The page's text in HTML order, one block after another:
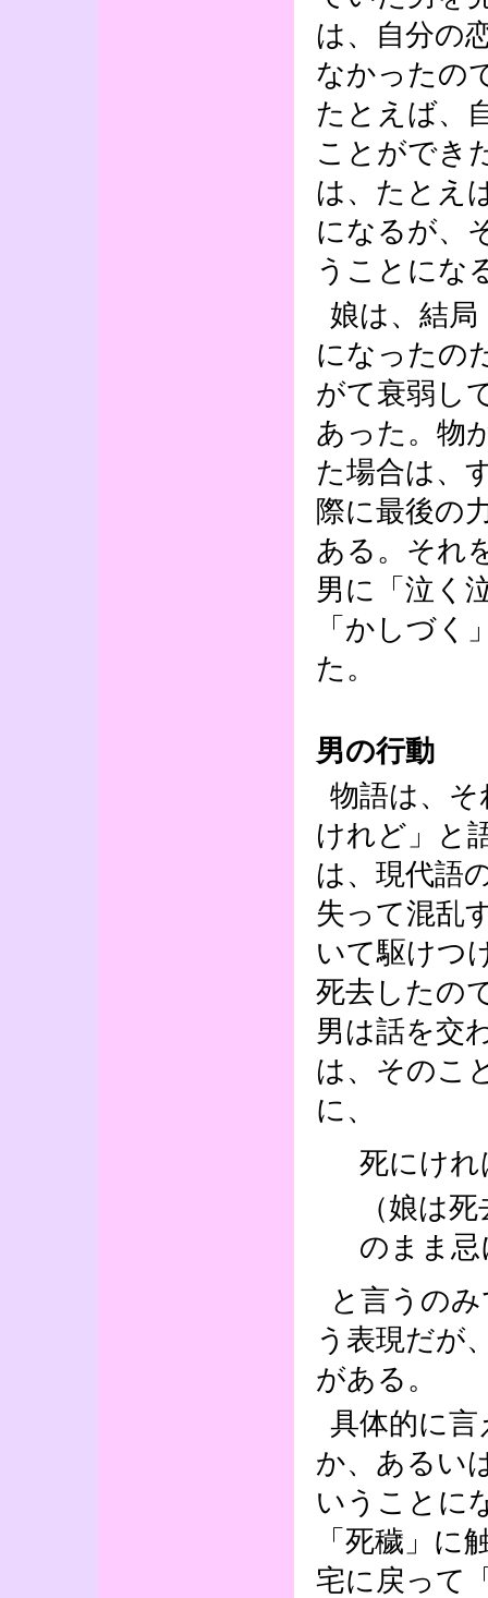
は、自分の
なかったの
たとえば、
ことができ
は、たとえ
になるが、
うことにな
娘は、結
になったの
がて衰弱し
あった。物
た場合は、
際に最後の
ある。それ
男に「泣く
「かしづ
た。
男の行動
物語は、
けれど」と
は、現代語
失って混乱
いて駆けつ
死去したの
男は話を交
は、そのこ
に、
死にけ
（娘は
のまま
と言うの
う表現だが
がある。
具体的に
か、あるい
いうことに
「死穢」に
宅に戻って